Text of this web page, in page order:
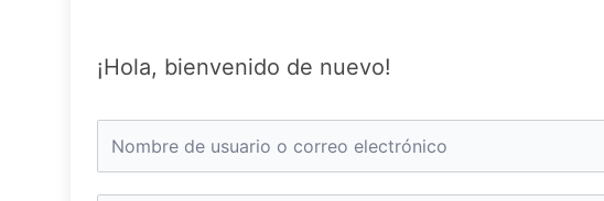
¡Hola, bienvenido de nuevo!